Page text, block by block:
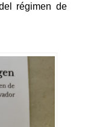
régimen de